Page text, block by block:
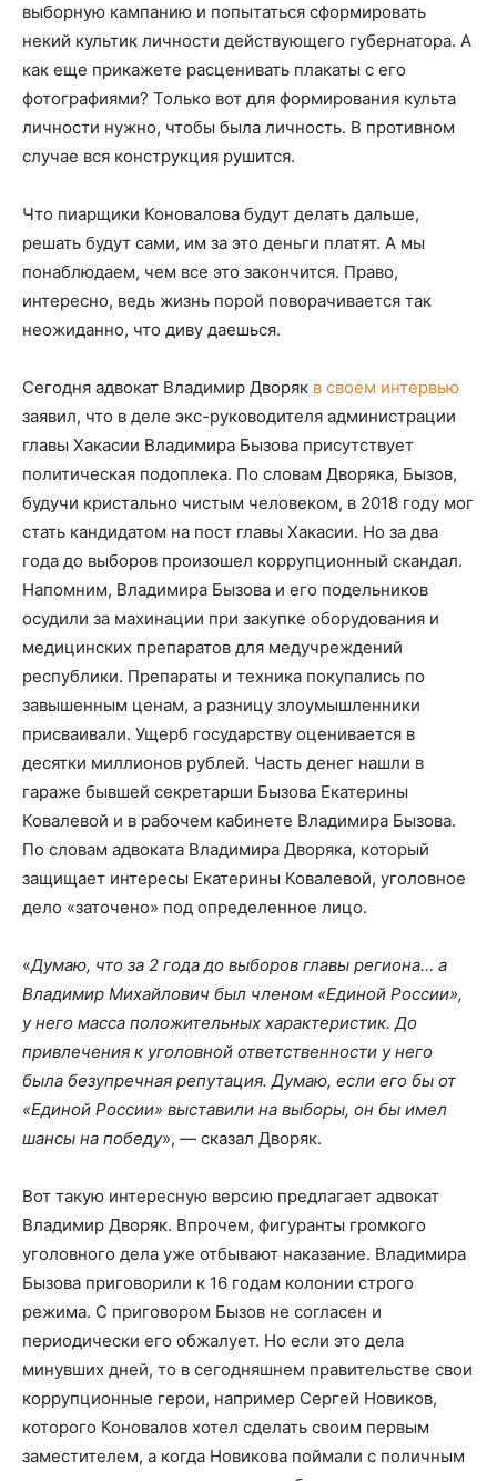
выборную кампанию и попытаться сформировать
некий культик личности действующего губернатора. А
как еще прикажете расценивать плакаты с его
фотографиями? Только вот для формирования культа
личности нужно, чтобы была личность. В противном
случае вся конструкция рушится.
Что пиарщики Коновалова будут делать дальше,
решать будут сами, им за это деньги платят. А мы
понаблюдаем, чем все это закончится. Право,
интересно, ведь жизнь порой поворачивается так
неожиданно, что диву даешься.
Сегодня адвокат Владимир Дворяк в своем интервью
заявил, что в деле экс-руководителя администрации
главы Хакасии Владимира Бызова присутствует
политическая подоплека. По словам Дворяка, Бызов,
будучи кристально чистым человеком, в 2018 году мог
стать кандидатом на пост главы Хакасии. Но за два
года до выборов произошел коррупционный скандал.
Напомним, Владимира Бызова и его подельников
осудили за махинации при закупке оборудования и
медицинских препаратов для медучреждений
республики. Препараты и техника покупались по
завышенным ценам, а разницу злоумышленники
присваивали. Ущерб государству оценивается в
десятки миллионов рублей. Часть денег нашли в
гараже бывшей секретарши Бызова Екатерины
Ковалевой и в рабочем кабинете Владимира Бызова.
По словам адвоката Владимира Дворяка, который
защищает интересы Екатерины Ковалевой, уголовное
дело «заточено» под определенное лицо.
«Думаю, что за 2 года до выборов главы региона… а
Владимир Михайлович был членом «Единой России»,
у него масса положительных характеристик. До
привлечения к уголовной ответственности у него
была безупречная репутация. Думаю, если его бы от
«Единой России» выставили на выборы, он бы имел
шансы на победу», — сказал Дворяк.
Вот такую интересную версию предлагает адвокат
Владимир Дворяк. Впрочем, фигуранты громкого
уголовного дела уже отбывают наказание. Владимира
Бызова приговорили к 16 годам колонии строго
режима. С приговором Бызов не согласен и
периодически его обжалует. Но если это дела
минувших дней, то в сегодняшнем правительстве свои
коррупционные герои, например Сергей Новиков,
которого Коновалов хотел сделать своим первым
заместителем, а когда Новикова поймали с поличным